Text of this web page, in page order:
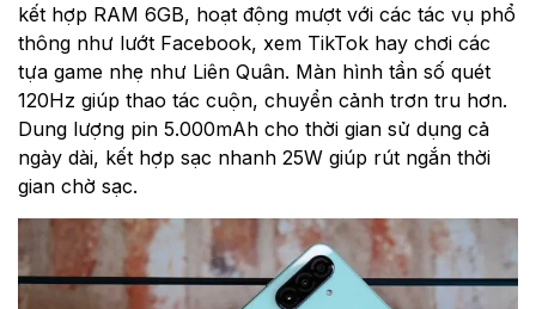
kết hợp RAM 6GB, hoạt động mượt với các tác vụ phổ
thông như lướt Facebook, xem TikTok hay chơi các
tựa game nhẹ như Liên Quân. Màn hình tần số quét
120Hz giúp thao tác cuộn, chuyển cảnh trơn tru hơn.
Dung lượng pin 5.000mAh cho thời gian sử dụng cả
ngày dài, kết hợp sạc nhanh 25W giúp rút ngắn thời
gian chờ sạc.